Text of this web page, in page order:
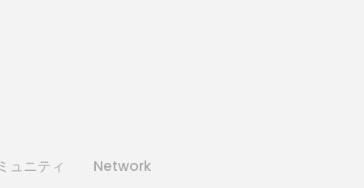
ュニティ Network